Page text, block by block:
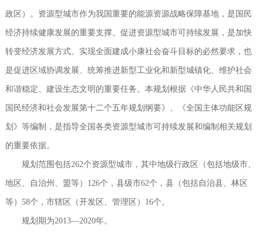
政区）。资源型城市作为我国重要的能源资源战略保障基地，是国民
经济持续健康发展的重要支撑。促进资源型城市可持续发展，是加快
转变经济发展方式、实现全面建成小康社会奋斗目标的必然要求，也
是促进区域协调发展、统筹推进新型工业化和新型城镇化、维护社会
和谐稳定、建设生态文明的重要任务。本规划根据《中华人民共和国
国民经济和社会发展第十二个五年规划纲要》、《全国主体功能区规
划》等编制，是指导全国各类资源型城市可持续发展和编制相关规划
的重要依据。
规划范围包括262个资源型城市，其中地级行政区（包括地级市、
地区、自治州、盟等）126个，县级市62个，县（包括自治县、林区
等）58个，市辖区（开发区、管理区）16个。
规划期为2013—2020年。